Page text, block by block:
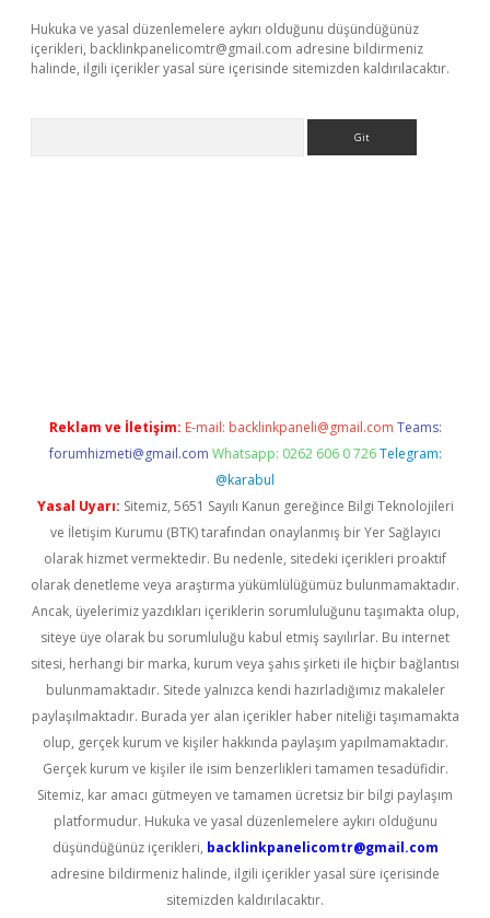
Hukuka ve yasal düzenlemelere aykırı olduğunu düşündüğünüz
içerikleri, backlinkpanelicomtr@gmail.com adresine bildirmeniz
halinde, ilgili içerikler yasal süre içerisinde sitemizden kaldırılacaktır.
Reklam ve İletişim: E-mail: backlinkpaneli@gmail.com Teams:
forumhizmeti@gmail.com Whatsapp: 0262 606 0 726 Telegram:
@karabul
Yasal Uyarı: Sitemiz, 5651 Sayılı Kanun gereğince Bilgi Teknolojileri
ve İletişim Kurumu (BTK) tarafından onaylanmış bir Yer Sağlayıcı
olarak hizmet vermektedir. Bu nedenle, sitedeki içerikleri proaktif
olarak denetleme veya araştırma yükümlülüğümüz bulunmamaktadır.
Ancak, üyelerimiz yazdıkları içeriklerin sorumluluğunu taşımakta olup,
siteye üye olarak bu sorumluluğu kabul etmiş sayılırlar. Bu internet
sitesi, herhangi bir marka, kurum veya şahıs şirketi ile hiçbir bağlantısı
bulunmamaktadır. Sitede yalnızca kendi hazırladığımız makaleler
paylaşılmaktadır. Burada yer alan içerikler haber niteliği taşımamakta
olup, gerçek kurum ve kişiler hakkında paylaşım yapılmamaktadır.
Gerçek kurum ve kişiler ile isim benzerlikleri tamamen tesadüfidir.
Sitemiz, kar amacı gütmeyen ve tamamen ücretsiz bir bilgi paylaşım
platformudur. Hukuka ve yasal düzenlemelere aykırı olduğunu
düşündüğünüz içerikleri, backlinkpanelicomtr@gmail.com
adresine bildirmeniz halinde, ilgili içerikler yasal süre içerisinde
sitemizden kaldırılacaktır.